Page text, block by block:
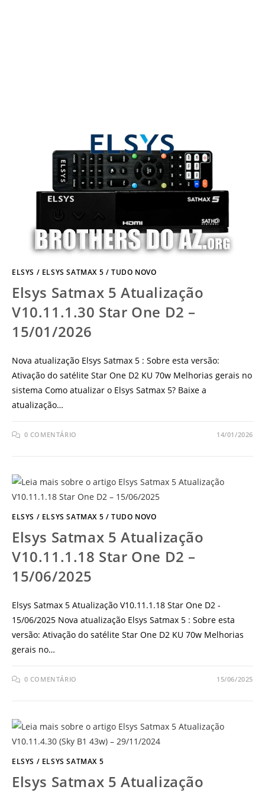
ELSYS / ELSYS SATMAX 5 /TUDO NOVO
Elsys Satmax 5 Atualização
V10.11.1.30 Star One D2 –
15/01/2026
Nova atualização Elsys Satmax 5 : Sobre esta versão:
Ativação do satélite Star One D2 KU 70w Melhorias gerais no
sistema Como atualizar o Elsys Satmax 5? Baixe a
atualização…
0 COMENTÁRIO 14/01/2026
ELSYS / ELSYS SATMAX 5 /TUDO NOVO
Elsys Satmax 5 Atualização
V10.11.1.18 Star One D2 –
15/06/2025
Elsys Satmax 5 Atualização V10.11.1.18 Star One D2 -
15/06/2025 Nova atualização Elsys Satmax 5 : Sobre esta
versão: Ativação do satélite Star One D2 KU 70w Melhorias
gerais no…
0 COMENTÁRIO 15/06/2025
ELSYS / ELSYS SATMAX 5
Elsys Satmax 5 Atualização